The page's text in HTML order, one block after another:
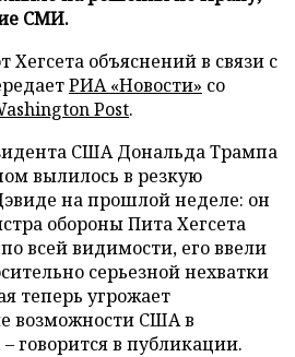
СМИ.
Хегсета объяснений в связи с
РИА «Новости» со
Post.
США Дональда Трампа
вылилось в резкую
на прошлой неделе: он
обороны Пита Хегсета
всей видимости, его ввели
серьезной нехватки
теперь угрожает
возможности США в
говорится в публикации.